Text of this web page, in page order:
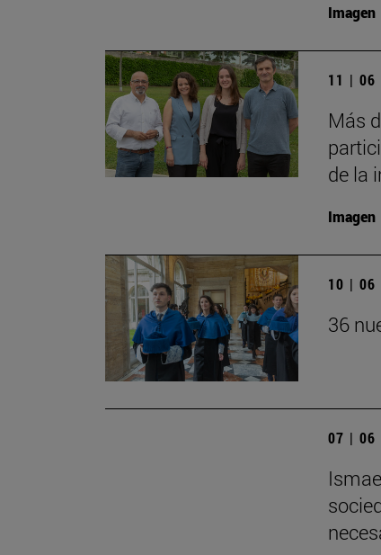
Imagen
11 | 06
Más
de la
Imagen
10 | 06
36
07 | 06